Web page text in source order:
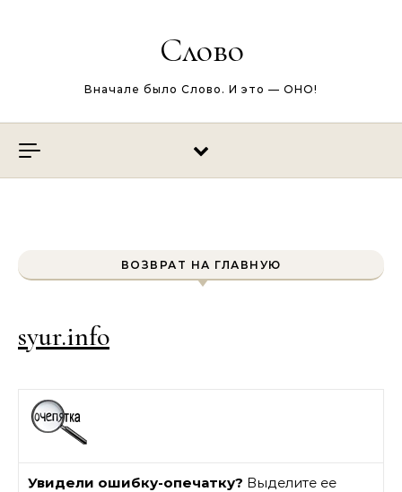
Слово
Вначале было Слово. И это — ОНО!
ВОЗВРАТ НА ГЛАВНУЮ
syur.info
Увидели ошибку-опечатку? Выделите ее